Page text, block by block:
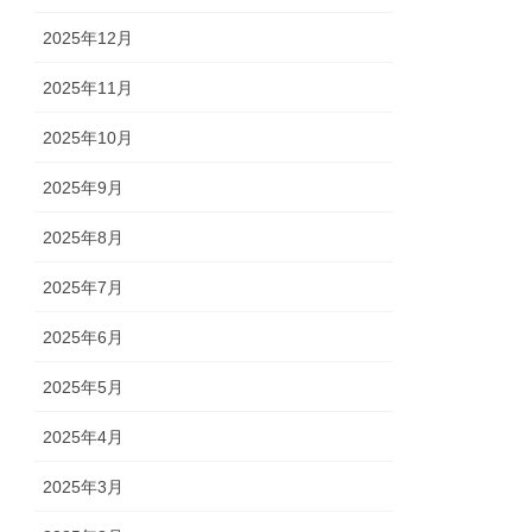
2025年12月
2025年11月
2025年10月
2025年9月
2025年8月
2025年7月
2025年6月
2025年5月
2025年4月
2025年3月